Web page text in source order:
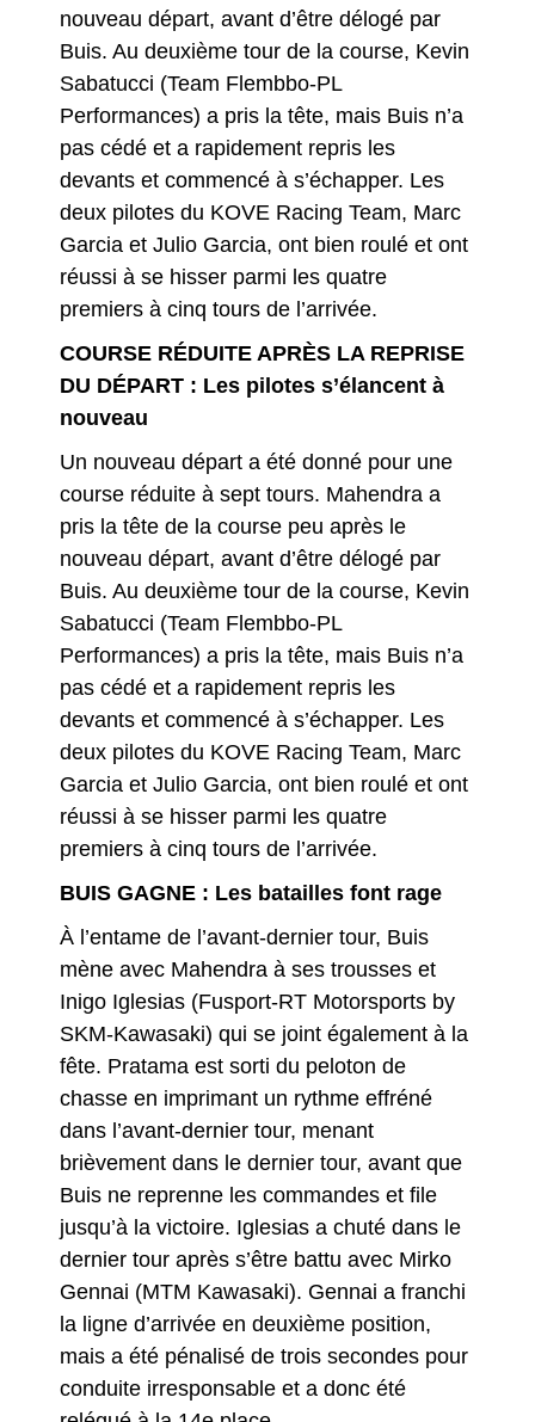
nouveau départ, avant d’être délogé par
Buis. Au deuxième tour de la course, Kevin
Sabatucci (Team Flembbo-PL
Performances) a pris la tête, mais Buis n’a
pas cédé et a rapidement repris les
devants et commencé à s’échapper. Les
deux pilotes du KOVE Racing Team, Marc
Garcia et Julio Garcia, ont bien roulé et ont
réussi à se hisser parmi les quatre
premiers à cinq tours de l’arrivée.
COURSE RÉDUITE APRÈS LA REPRISE
DU DÉPART : Les pilotes s’élancent à
nouveau
Un nouveau départ a été donné pour une
course réduite à sept tours. Mahendra a
pris la tête de la course peu après le
nouveau départ, avant d’être délogé par
Buis. Au deuxième tour de la course, Kevin
Sabatucci (Team Flembbo-PL
Performances) a pris la tête, mais Buis n’a
pas cédé et a rapidement repris les
devants et commencé à s’échapper. Les
deux pilotes du KOVE Racing Team, Marc
Garcia et Julio Garcia, ont bien roulé et ont
réussi à se hisser parmi les quatre
premiers à cinq tours de l’arrivée.
BUIS GAGNE : Les batailles font rage
À l’entame de l’avant-dernier tour, Buis
mène avec Mahendra à ses trousses et
Inigo Iglesias (Fusport-RT Motorsports by
SKM-Kawasaki) qui se joint également à la
fête. Pratama est sorti du peloton de
chasse en imprimant un rythme effréné
dans l’avant-dernier tour, menant
brièvement dans le dernier tour, avant que
Buis ne reprenne les commandes et file
jusqu’à la victoire. Iglesias a chuté dans le
dernier tour après s’être battu avec Mirko
Gennai (MTM Kawasaki). Gennai a franchi
la ligne d’arrivée en deuxième position,
mais a été pénalisé de trois secondes pour
conduite irresponsable et a donc été